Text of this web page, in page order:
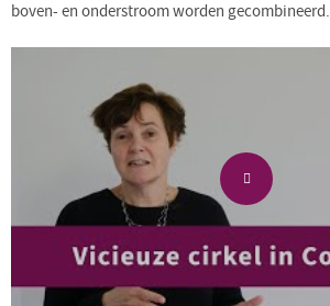
boven- en onderstroom worden gecombineerd.